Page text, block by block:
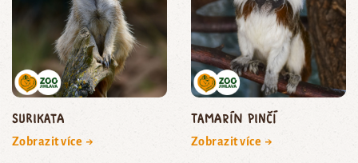
surikata
Zobrazit více →
tamarín pinčí
Zobrazit více →